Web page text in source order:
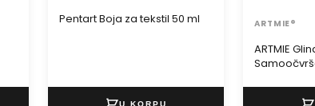
Pentart Boja za tekstil 50 ml
ARTMIE
ARTMIE®